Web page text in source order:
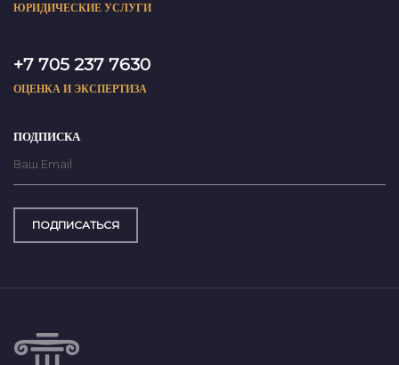
ЮРИДИЧЕСКИЕ УСЛУГИ
+7 705 237 7630
ОЦЕНКА И ЭКСПЕРТИЗА
ПОДПИСКА
ПОДПИСАТЬСЯ